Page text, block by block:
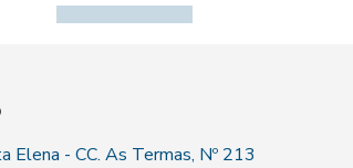
Elena - CC. As Termas, Nº 213